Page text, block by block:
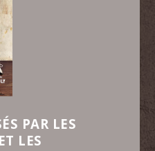
PAR LES
LES